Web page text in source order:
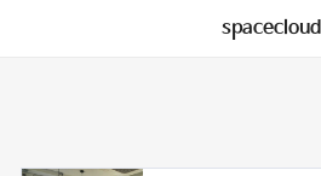
spacecloud